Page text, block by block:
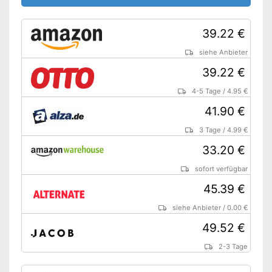
39.22 €
siehe Anbieter
39.22 €
4-5 Tage /4.95 €
41.90 €
3 Tage /4.99 €
33.20 €
sofort verfügbar
45.39 €
siehe Anbieter /0.00 €
49.52 €
2-3 Tage